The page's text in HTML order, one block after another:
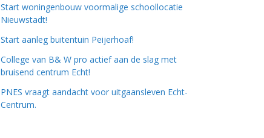
Start woningenbouw voormalige schoollocatie
Nieuwstadt!
Start aanleg buitentuin Peijerhoaf!
College van B& W pro actief aan de slag met
bruisend centrum Echt!
PNES vraagt aandacht voor uitgaansleven Echt-
Centrum.